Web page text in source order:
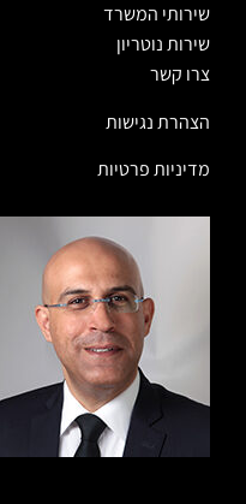
שירותי המשרד
שירות נוטריון
צרו קשר
הצהרת נגישות
מדיניות פרטיות